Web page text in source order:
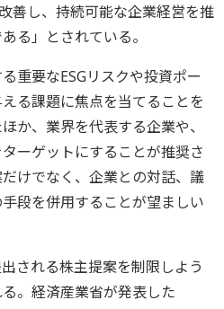
善し、持続可能な企業経営を推
る」とされている。
重要なESGリスクや投資ポー
る課題に焦点を当てることを
か、業界を代表する企業や、
ーゲットにすることが推奨さ
けでなく、企業との対話、議
段を併用することが望ましい
される株主提案を制限しよう
。経済産業省が発表した